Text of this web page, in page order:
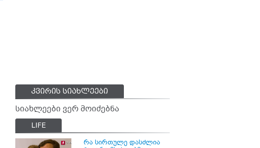
კვირის სიახლეები
სიახლეები ვერ მოიძებნა
LIFE
რა სირთულე დასძლია